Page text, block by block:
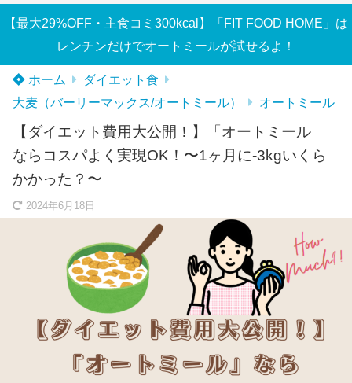
【最大29%OFF・主食コミ300kcal】「FIT FOOD HOME」は
レンチンだけでオートミールが試せるよ！
ホーム
ダイエット食
大麦（バーリーマックス/オートミール）
オートミール
【ダイエット費用大公開！】「オートミール」
ならコスパよく実現OK！〜1ヶ月に-3kgいくら
かかった？〜
2024年6月18日